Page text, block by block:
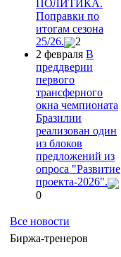
ПОЛИТИКА.
Поправки по
итогам сезона
25/26.
2
2 февраля В
преддверии
первого
трансферного
окна чемпионата
Бразилии
реализован один
из блоков
предложений из
опроса "Развитие
проекта-2026".
0
Все новости
Биржа-тренеров